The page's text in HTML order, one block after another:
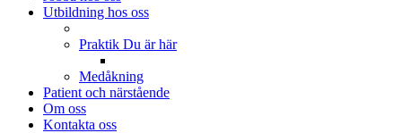
Utbildning hos oss
Praktik Du är här
Medåkning
Patient och närstående
Om oss
Kontakta oss